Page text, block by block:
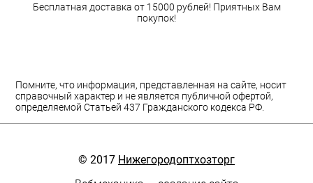
Бесплатная доставка от 15000 рублей! Приятных Вам
покупок!
Помните, что информация, представленная на сайте, носит
справочный характер и не является публичной офертой,
определяемой Статьей 437 Гражданского кодекса РФ.
© 2017 Нижегородоптхозторг